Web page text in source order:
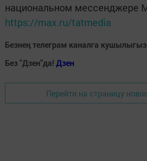
национальном мессенджере
https://max.ru/tatmedia
Безнең телеграм каналга
Без "Дзен"да! Дзен
Перейти на страницу